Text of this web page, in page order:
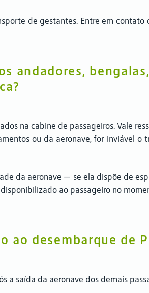
de gestantes. Entre em
andadores,
na cabine de passageiros. Vale
ou da aeronave, for inviável
da aeronave — se ela dispõe de
ao passageiro no
ao desembarque de
a saída da aeronave dos demais